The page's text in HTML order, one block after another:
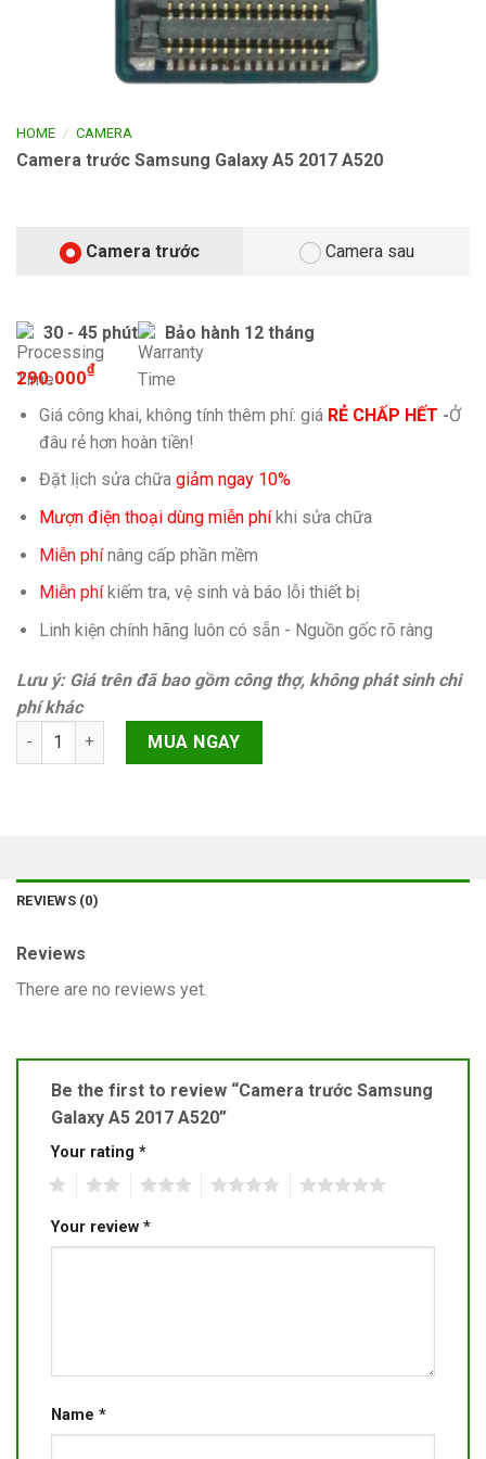
HOME / CAMERA
Camera trước Samsung Galaxy A5 2017 A520
Camera trước Camera sau
30 - 45 phút Bảo hành 12 tháng
290.000₫
Giá công khai, không tính thêm phí: giá RẺ CHẤP HẾT -Ở
đâu rẻ hơn hoàn tiền!
Đặt lịch sửa chữa giảm ngay 10%
Mượn điện thoại dùng miễn phíkhi sửa chữa
Miễn phínâng cấp phần mềm
Miễn phíkiếm tra, vệ sinh và báo lỗi thiết bị
Linh kiện chính hãng luôn có sẵn - Nguồn gốc rõ ràng
Lưu ý: Giá trên đã bao gồm công thợ, không phát sinh chi
phí khác
Camera trước Samsung Galaxy A5 2017 A520 quantity
MUA NGAY
REVIEWS (0)
Reviews
There are no reviews yet.
Be the first to review “Camera trước Samsung
Galaxy A5 2017 A520”
Your rating *
Your review *
Name *